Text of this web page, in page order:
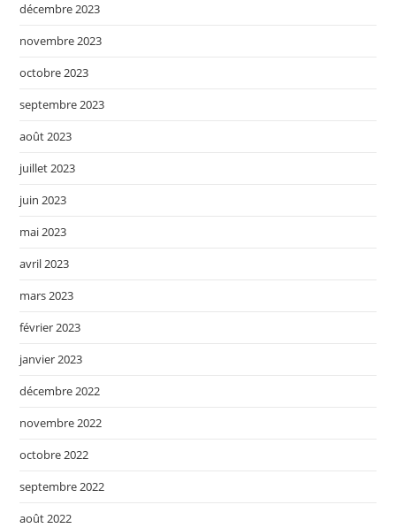
décembre 2023
novembre 2023
octobre 2023
septembre 2023
août 2023
juillet 2023
juin 2023
mai 2023
avril 2023
mars 2023
février 2023
janvier 2023
décembre 2022
novembre 2022
octobre 2022
septembre 2022
août 2022